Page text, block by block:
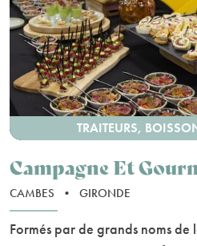
TRAITEURS,
Campagne Et
CAMBES • GIRONDE
Formés par de grands noms